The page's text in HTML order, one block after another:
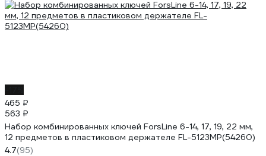
465 ₽
563 ₽
Набор комбинированных ключей ForsLine 6-14, 17, 19, 22 мм,
12 предметов в пластиковом держателе FL-5123MP(54260)
4.7(95)